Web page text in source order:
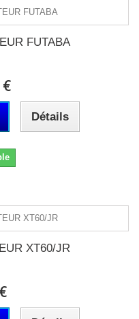
FUTABA
Détails
XT60/JR